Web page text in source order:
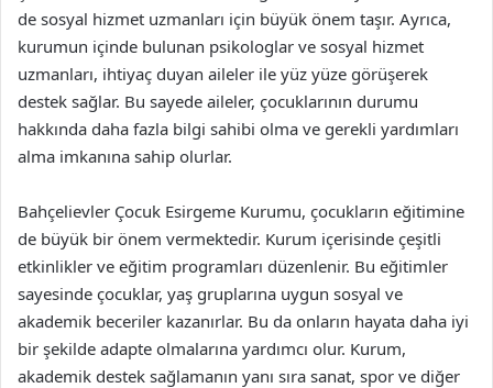
de sosyal hizmet uzmanları için büyük önem taşır. Ayrıca,
kurumun içinde bulunan psikologlar ve sosyal hizmet
uzmanları, ihtiyaç duyan aileler ile yüz yüze görüşerek
destek sağlar. Bu sayede aileler, çocuklarının durumu
hakkında daha fazla bilgi sahibi olma ve gerekli yardımları
alma imkanına sahip olurlar.
Bahçelievler Çocuk Esirgeme Kurumu, çocukların eğitimine
de büyük bir önem vermektedir. Kurum içerisinde çeşitli
etkinlikler ve eğitim programları düzenlenir. Bu eğitimler
sayesinde çocuklar, yaş gruplarına uygun sosyal ve
akademik beceriler kazanırlar. Bu da onların hayata daha iyi
bir şekilde adapte olmalarına yardımcı olur. Kurum,
akademik destek sağlamanın yanı sıra sanat, spor ve diğer